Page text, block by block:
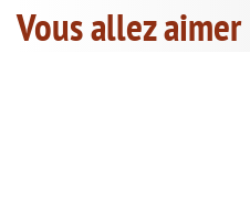
Vous allez aimer